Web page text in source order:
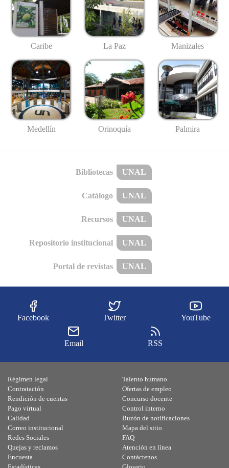
Caribe La Paz Manizales
Medellín Orinoquía Palmira
Bibliotecas UNAL
Catálogo UNAL
Recursos UNAL
Repositorio institucional UNAL
Portal de revistas UNAL
Facebook Twitter YouTube
Email RSS
Régimen legal
Contratación
Rendición de cuentas
Pago virtual
Calidad
Talento humano
Ofertas de empleo
Concurso docente
Control interno
Buzón de notificaciones
Correo institucional
Redes Sociales
Quejas y reclamos
Encuesta
Mapa del sitio
FAQ
Atención en línea
Contáctenos